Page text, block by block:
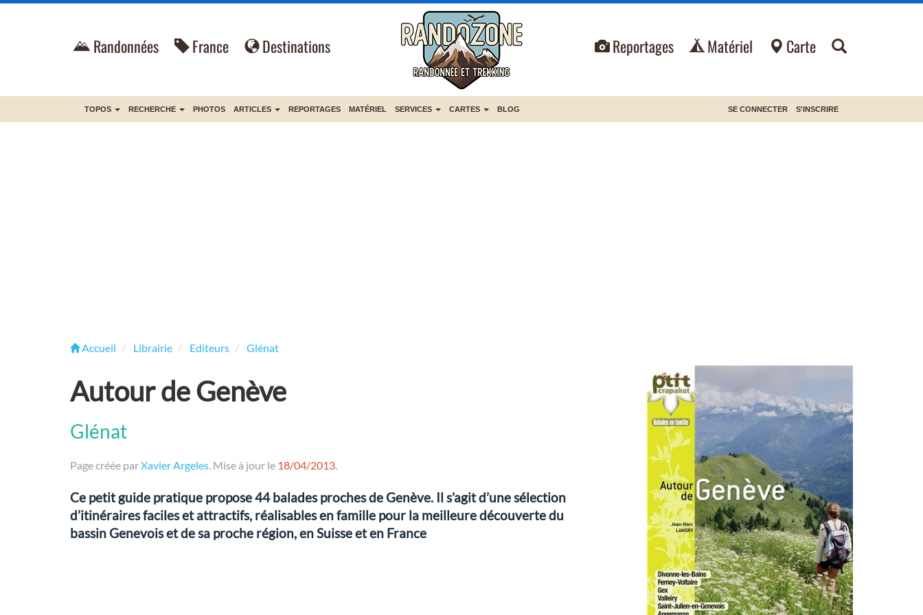
Randonnées France Destinations Reportages Matériel Carte
TOPOS RECHERCHE PHOTOS ARTICLES REPORTAGES MATÉRIEL SERVICES CARTES BLOG SE CONNECTER S'INSCRIRE
Accueil Librairie Editeurs Glénat
Autour de Genève
Glénat
Page créée parXavier Argeles. Mise à jour le 18/04/2013.
Ce petit guide pratique propose 44 balades proches de Genève. Il s’agit d’une sélection
d’itinéraires faciles et attractifs, réalisables en famille pour la meilleure découverte du
bassin Genevois et de sa proche région, en Suisse et en France